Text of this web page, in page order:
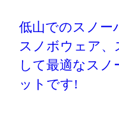
向いています。
低山でのスノー
スノボウェア
して最適なス
ットです!